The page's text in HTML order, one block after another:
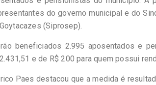
do governo municipal e do
(Siprosep).
beneficiados 2.995 aposentados e
e de R$ 200 para quem possui
Paes destacou que a medida é